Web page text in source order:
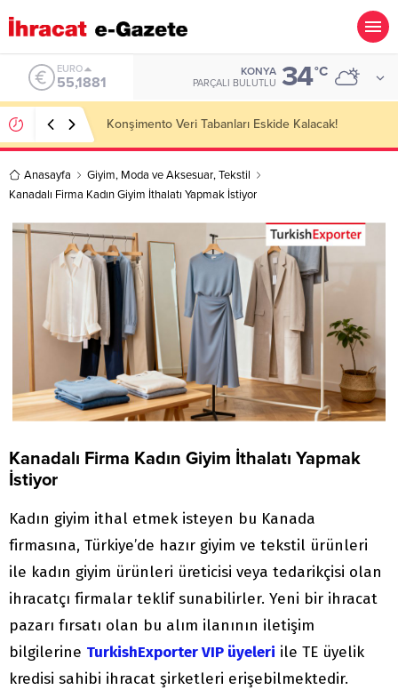
ALTIN
6.660,55
KONYA
PARÇALI BULUTLU 34°C
Hotel Towel Importer Companies Lists
Anasayfa Giyim, Moda ve Aksesuar,Tekstil
Kanadalı Firma Kadın Giyim İthalatı Yapmak İstiyor
Kanadalı Firma Kadın Giyim İthalatı Yapmak
İstiyor
Kadın giyim ithal etmek isteyen bu Kanada
firmasına, Türkiye’de hazır giyim ve tekstil ürünleri
ile kadın giyim ürünleri üreticisi veya tedarikçisi olan
ihracatçı firmalar teklif sunabilirler. Yeni bir ihracat
pazarı fırsatı olan bu alım ilanının iletişim
bilgilerine TurkishExporter VIP üyeleri ile TE üyelik
kredisi sahibi ihracat şirketleri erişebilmektedir.